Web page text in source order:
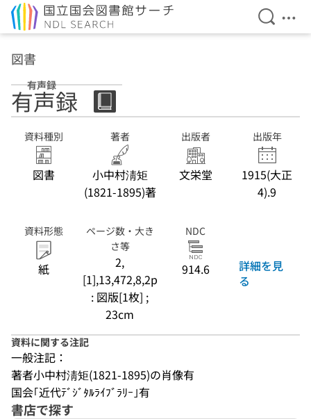
検索を
メ
図書
有声録
有声録
資料種別
図書
著者
小中村淸矩
(1821-1895)著
出版者
文栄堂
出版年
1915(大正
4).9
資料形態
紙
ページ数・大き
さ等
2,
[1],13,472,8,2p
: 図版[1枚] ;
23cm
NDC
914.6
詳細を見
る
資料に関する注記
一般注記：
著者小中村淸矩(1821-1895)の肖像有
国会｢近代ﾃﾞｼﾞﾀﾙﾗｲﾌﾞﾗﾘｰ｣有
書店で探す